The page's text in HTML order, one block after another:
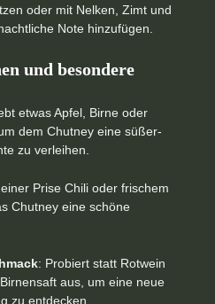
oder mit Nelken, Zimt und
Note hinzufügen.
und besondere
etwas Apfel, Birne oder
dem Chutney eine süßer-
zu verleihen.
Prise Chili oder frischem
Chutney eine schöne
: Probiert statt Rotwein
aus, um eine neue
zu entdecken.